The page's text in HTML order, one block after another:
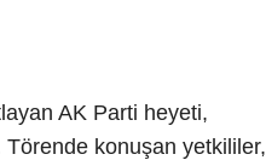
AK Parti heyeti,
Törende konuşan yetkililer,